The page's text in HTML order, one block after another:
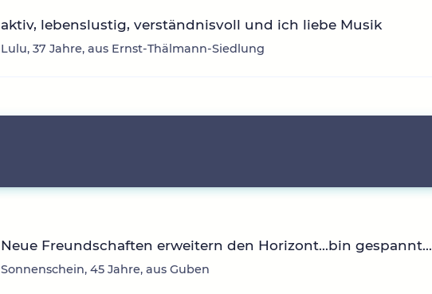
aktiv, lebenslustig, verständnisvoll und ich liebe Musik
Lulu, 37 Jahre, aus Ernst-Thälmann-Siedlung
Neue Freundschaften erweitern den Horizont...bin gespannt...
Sonnenschein, 45 Jahre, aus Guben